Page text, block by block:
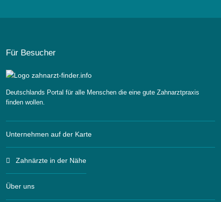
Für Besucher
Deutschlands Portal für alle Menschen die eine gute Zahnarztpraxis
finden wollen.
Unternehmen auf der Karte
Zahnärzte in der Nähe
Über uns